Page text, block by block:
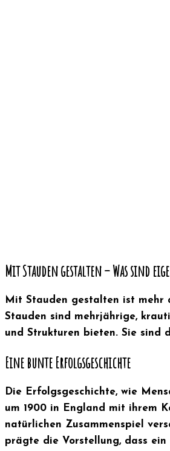
Mit Stauden gestalten – Was sind
Mit Stauden gestalten ist mehr
Stauden sind mehrjährige,
und Strukturen bieten. Sie sind
Eine bunte Erfolgsgeschichte
Die Erfolgsgeschichte, wie
um 1900 in England mit ihrem
natürlichen Zusammenspiel
prägte die Vorstellung, dass